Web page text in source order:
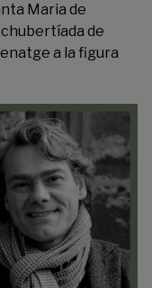
Maria de
de
a la figura